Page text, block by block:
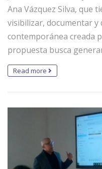
Ana Vázquez Silva, que
visibilizar, documentar y
contemporánea creada
propuesta busca
Read more